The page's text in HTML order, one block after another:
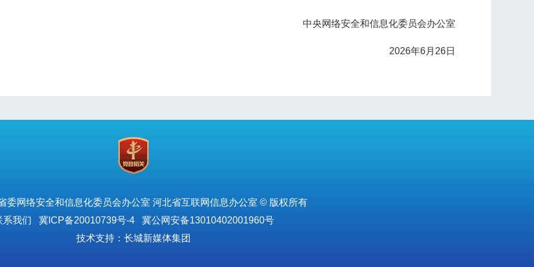
中央网络安全和信息化委员会办公室
2026年6月26日
委网络安全和信息化委员会办公室 河北省互联网信息办公室 © 版权所有
系我们
冀ICP备20010739号-4冀公网安备13010402001960号
技术支持：长城新媒体集团